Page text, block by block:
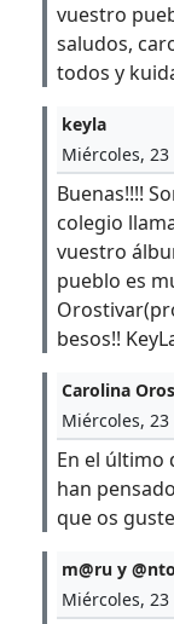
vuestro
saludos,
todos y
keyla
Miércoles,
Buenas!!!!
colegio
vuestro
pueblo es
besos!!
Carolina
Miércoles,
En el último
han
que os
m@ru y
Miércoles,